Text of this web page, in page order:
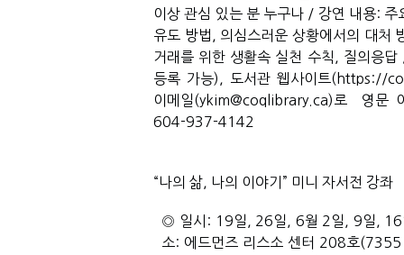
이상 관심 있는 분 누구나 / 강연 내용:
유도 방법, 의심스러운 상황에서의 대처
거래를 위한 생활속 실천 수칙, 질의응
등록 가능), 도서관 웹사이트(https://
이메일(ykim@coqlibrary.ca)로  영문
604-937-4142
“나의 삶, 나의 이야기” 미니 자서전 강좌
◎ 일시: 19일, 26일, 6월 2일, 9일, 16
소: 에드먼즈 리스소 센터 208호